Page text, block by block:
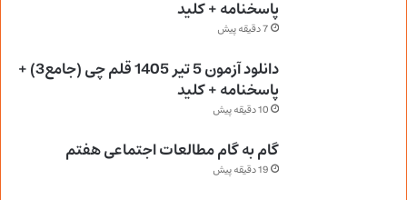
پاسخنامه + کلید
7 دقیقه پیش
دانلود آزمون 5 تیر 1405 قلم چی (جامع3) +
پاسخنامه + کلید
10 دقیقه پیش
گام به گام مطالعات اجتماعی هفتم
19 دقیقه پیش